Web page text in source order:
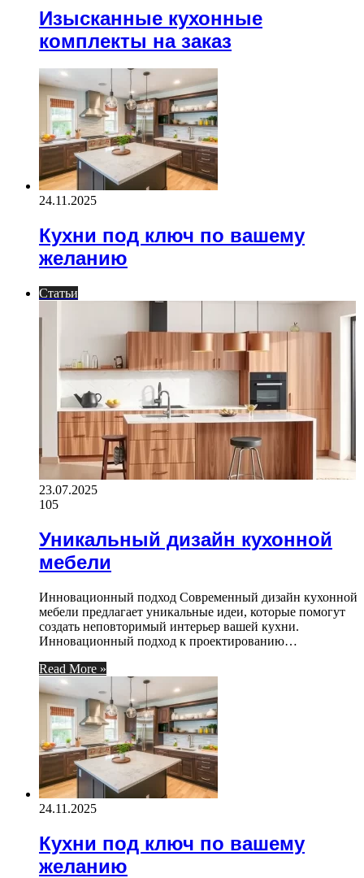
Изысканные кухонные
комплекты на заказ
24.11.2025
Кухни под ключ по вашему
желанию
Статьи
23.07.2025
105
Уникальный дизайн кухонной
мебели
Инновационный подход Современный дизайн кухонной
мебели предлагает уникальные идеи, которые помогут
создать неповторимый интерьер вашей кухни.
Инновационный подход к проектированию…
Read More »
24.11.2025
Кухни под ключ по вашему
желанию